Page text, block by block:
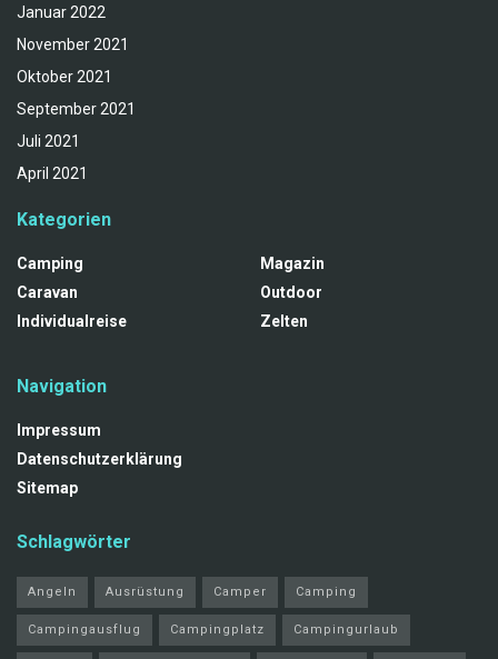
Januar 2022
November 2021
Oktober 2021
September 2021
Juli 2021
April 2021
Kategorien
Camping
Caravan
Individualreise
Magazin
Outdoor
Zelten
Navigation
Impressum
Datenschutzerklärung
Sitemap
Schlagwörter
Angeln Ausrüstung Camper Camping
Campingausflug Campingplatz Campingurlaub